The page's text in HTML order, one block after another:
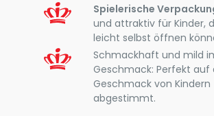
Spielerische
und attraktiv für Kinder,
leicht selbst öffnen
Schmackhaft und mild
Geschmack: Perfekt auf
Geschmack von Kindern
abgestimmt.